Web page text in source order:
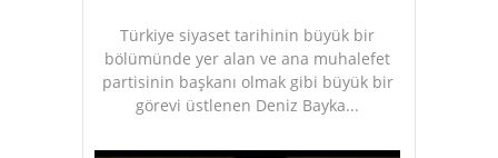
Türkiye siyaset tarihinin büyük bir
bölümünde yer alan ve ana muhalefet
partisinin başkanı olmak gibi büyük bir
görevi üstlenen Deniz Bayka...